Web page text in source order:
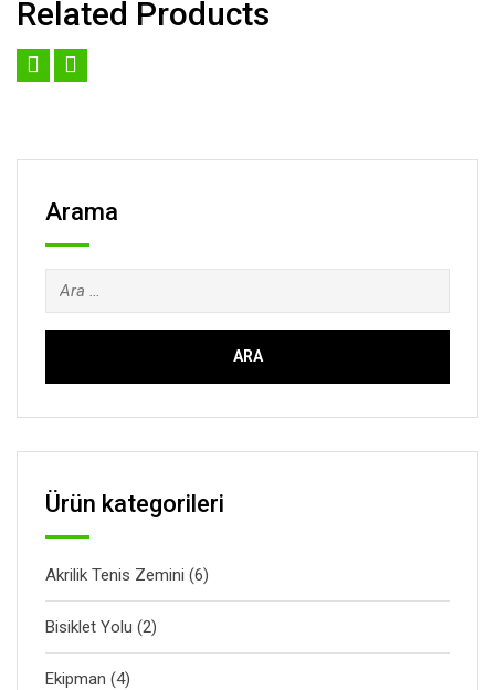
Related Products
Arama
Arama:
Ürün kategorileri
Akrilik Tenis Zemini (6)
Bisiklet Yolu (2)
Ekipman (4)